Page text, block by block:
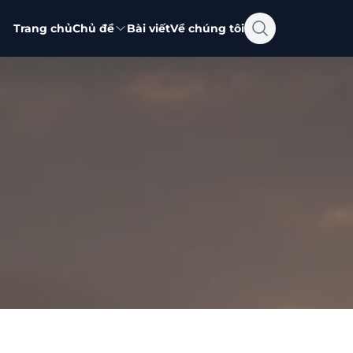
Trang chủChủ đề Bài viếtVề chúng tôi